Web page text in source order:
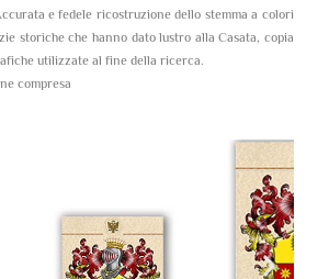
e fedele ricostruzione dello stemma a colori
storiche che hanno dato lustro alla Casata, copia
utilizzate al fine della ricerca.
compresa